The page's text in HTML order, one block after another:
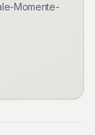
Momente-